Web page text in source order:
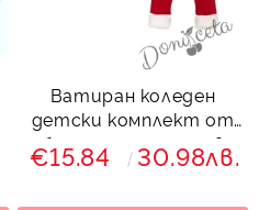
Ватиран коледен
детски комплект от
блуза и панталон в
червено с плюшени
€15.84 30.98лв.